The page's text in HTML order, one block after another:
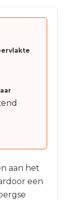
aan het
een